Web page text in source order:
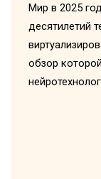
Мир в 2025
десятилетий
обзор